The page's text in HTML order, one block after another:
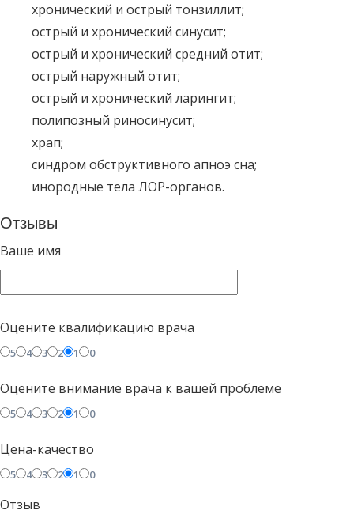
хронический и острый тонзиллит;
острый и хронический синусит;
острый и хронический средний отит;
острый наружный отит;
острый и хронический ларингит;
полипозный риносинусит;
храп;
синдром обструктивного апноэ сна;
инородные тела ЛОР-органов.
Отзывы
Ваше имя
Оцените квалификацию врача
5 4 3 2 1 0
Оцените внимание врача к вашей проблеме
5 4 3 2 1 0
Цена-качество
5 4 3 2 1 0
Отзыв